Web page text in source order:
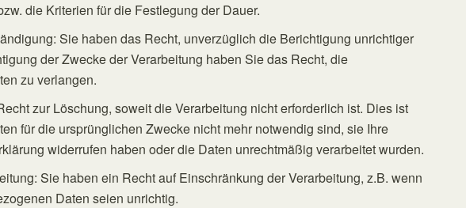
die Kriterien für die Festlegung der Dauer.
Sie haben das Recht, unverzüglich die Berichtigung unrichtiger
der Zwecke der Verarbeitung haben Sie das Recht, die
zu verlangen.
zur Löschung, soweit die Verarbeitung nicht erforderlich ist. Dies ist
für die ursprünglichen Zwecke nicht mehr notwendig sind, sie Ihre
widerrufen haben oder die Daten unrechtmäßig verarbeitet wurden.
Sie haben ein Recht auf Einschränkung der Verarbeitung, z.B. wenn
Daten seien unrichtig.